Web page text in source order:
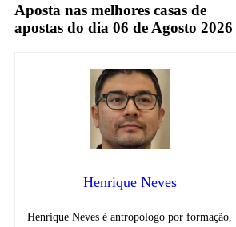
Aposta nas melhores casas de
apostas do dia 06 de Agosto 2026
Henrique Neves
Henrique Neves é antropólogo por formação,